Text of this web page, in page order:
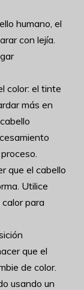
humano, el
con lejía.
color: el tinte
más en
que el cabello
Utilice
para
que el
de color.
usando un